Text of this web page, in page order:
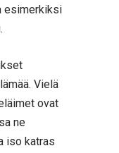
esimerkiksi
Vielä
ovat
ne
iso katras